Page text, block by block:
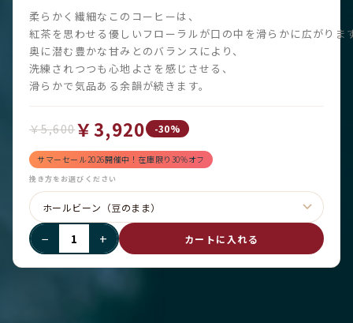
柔らかく繊細なこのコーヒーは、
紅茶を思わせる優しいフローラルが口の中を滑らかに広がりま
奥に潜む豊かな甘みとのバランスにより、
洗練されつつも心地よさを感じさせる、
滑らかで気品ある余韻が続きます。
￥5,600￥3,920 -30%
サマーセール2026開催中！在庫限り30%オフ
挽き方をお選びください
− + カートに入れる